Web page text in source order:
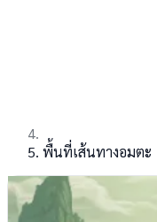
พื้นที่เส้นทางอมตะ